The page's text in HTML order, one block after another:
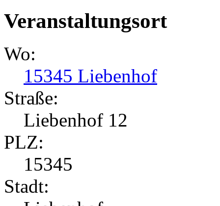
Veranstaltungsort
Wo:
15345 Liebenhof
Straße:
Liebenhof 12
PLZ:
15345
Stadt: